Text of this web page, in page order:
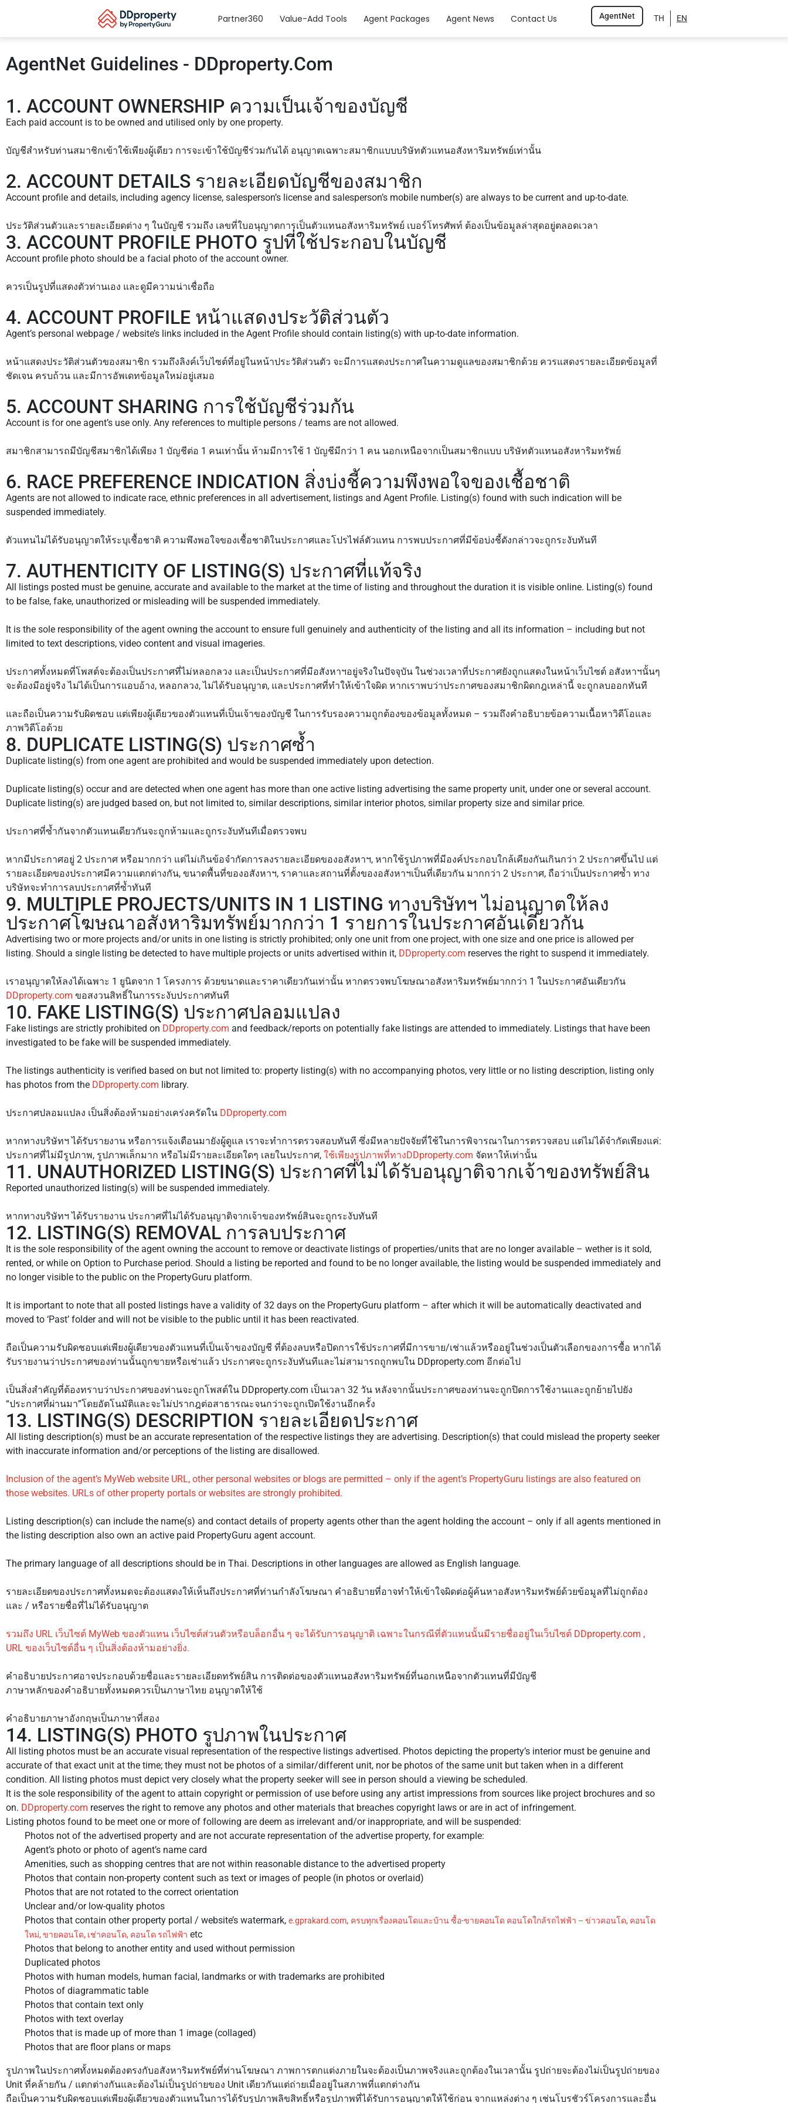
Partner360 Value-Add Tools Agent Packages Agent News Contact Us AgentNet TH EN
AgentNet Guidelines - DDproperty.Com
1. ACCOUNT OWNERSHIP ความเป็นเจ้าของบัญชี
Each paid account is to be owned and utilised only by one property.
บัญชีสำหรับท่านสมาชิกเข้าใช้เพียงผู้เดียว การจะเข้าใช้บัญชีร่วมกันได้ อนุญาตเฉพาะสมาชิกแบบบริษัทตัวแทนอสังหาริมทรัพย์เท่านั้น
2. ACCOUNT DETAILS รายละเอียดบัญชีของสมาชิก
Account profile and details, including agency license, salesperson’s license and salesperson’s mobile number(s) are always to be current and up-to-date.
ประวัติส่วนตัวและรายละเอียดต่าง ๆ ในบัญชี รวมถึง เลขที่ใบอนุญาตการเป็นตัวแทนอสังหาริมทรัพย์ เบอร์โทรศัพท์ ต้องเป็นข้อมูลล่าสุดอยู่ตลอดเวลา
3. ACCOUNT PROFILE PHOTO รูปที่ใช้ประกอบในบัญชี
Account profile photo should be a facial photo of the account owner.
ควรเป็นรูปที่แสดงตัวท่านเอง และดูมีความน่าเชื่อถือ
4. ACCOUNT PROFILE หน้าแสดงประวัติส่วนตัว
Agent’s personal webpage / website’s links included in the Agent Profile should contain listing(s) with up-to-date information.
หน้าแสดงประวัติส่วนตัวของสมาชิก รวมถึงลิงค์เว็บไซต์ที่อยู่ในหน้าประวัติส่วนตัว จะมีการแสดงประกาศในความดูแลของสมาชิกด้วย ควรแสดงรายละเอียดข้อมูลที่
ชัดเจน ครบถ้วน และมีการอัพเดทข้อมูลใหม่อยู่เสมอ
5. ACCOUNT SHARING การใช้บัญชีร่วมกัน
Account is for one agent’s use only. Any references to multiple persons / teams are not allowed.
สมาชิกสามารถมีบัญชีสมาชิกได้เพียง 1 บัญชีต่อ 1 คนเท่านั้น ห้ามมีการใช้ 1 บัญชีมีกว่า 1 คน นอกเหนือจากเป็นสมาชิกแบบ บริษัทตัวแทนอสังหาริมทรัพย์
6. RACE PREFERENCE INDICATION สิ่งบ่งชี้ความพึงพอใจของเชื้อชาติ
Agents are not allowed to indicate race, ethnic preferences in all advertisement, listings and Agent Profile. Listing(s) found with such indication will be
suspended immediately.
ตัวแทนไม่ได้รับอนุญาตให้ระบุเชื้อชาติ ความพึงพอใจของเชื้อชาติในประกาศและโปรไฟล์ตัวแทน การพบประกาศที่มีข้อบ่งชี้ดังกล่าวจะถูกระงับทันที
7. AUTHENTICITY OF LISTING(S) ประกาศที่แท้จริง
All listings posted must be genuine, accurate and available to the market at the time of listing and throughout the duration it is visible online. Listing(s) found
to be false, fake, unauthorized or misleading will be suspended immediately.
It is the sole responsibility of the agent owning the account to ensure full genuinely and authenticity of the listing and all its information – including but not
limited to text descriptions, video content and visual imageries.
ประกาศทั้งหมดที่โพสต์จะต้องเป็นประกาศที่ไม่หลอกลวง และเป็นประกาศที่มีอสังหาฯอยู่จริงในปัจจุบัน ในช่วงเวลาที่ประกาศยังถูกแสดงในหน้าเว็บไซต์ อสังหาฯนั้นๆ
จะต้องมีอยู่จริง ไม่ได้เป็นการแอบอ้าง, หลอกลวง, ไม่ได้รับอนุญาต, และประกาศที่ทำให้เข้าใจผิด หากเราพบว่าประกาศของสมาชิกผิดกฎเหล่านี้ จะถูกลบออกทันที
และถือเป็นความรับผิดชอบ แต่เพียงผู้เดียวของตัวแทนที่เป็นเจ้าของบัญชี ในการรับรองความถูกต้องของข้อมูลทั้งหมด – รวมถึงคำอธิบายข้อความเนื้อหาวิดีโอและ
ภาพวิดีโอด้วย
8. DUPLICATE LISTING(S) ประกาศซ้ำ
Duplicate listing(s) from one agent are prohibited and would be suspended immediately upon detection.
Duplicate listing(s) occur and are detected when one agent has more than one active listing advertising the same property unit, under one or several account.
Duplicate listing(s) are judged based on, but not limited to, similar descriptions, similar interior photos, similar property size and similar price.
ประกาศที่ซ้ำกันจากตัวแทนเดียวกันจะถูกห้ามและถูกระงับทันทีเมื่อตรวจพบ
หากมีประกาศอยู่ 2 ประกาศ หรือมากกว่า แต่ไม่เกินข้อจำกัดการลงรายละเอียดของอสังหาฯ, หากใช้รูปภาพที่มีองค์ประกอบใกล้เคียงกันเกินกว่า 2 ประกาศขึ้นไป แต่
รายละเอียดของประกาศมีความแตกต่างกัน, ขนาดพื้นที่ของอสังหาฯ, ราคาและสถานที่ตั้งของอสังหาฯเป็นที่เดียวกัน มากกว่า 2 ประกาศ, ถือว่าเป็นประกาศซ้ำ ทาง
บริษัทจะทำการลบประกาศที่ซ้ำทันที
9. MULTIPLE PROJECTS/UNITS IN 1 LISTING ทางบริษัทฯ ไม่อนุญาตให้ลง
ประกาศโฆษณาอสังหาริมทรัพย์มากกว่า 1 รายการในประกาศอันเดียวกัน
Advertising two or more projects and/or units in one listing is strictly prohibited; only one unit from one project, with one size and one price is allowed per
listing. Should a single listing be detected to have multiple projects or units advertised within it, DDproperty.com reserves the right to suspend it immediately.
เราอนุญาตให้ลงได้เฉพาะ 1 ยูนิตจาก 1 โครงการ ด้วยขนาดและราคาเดียวกันเท่านั้น หากตรวจพบโฆษณาอสังหาริมทรัพย์มากกว่า 1 ในประกาศอันเดียวกัน
DDproperty.com ขอสงวนสิทธิ์ในการระงับประกาศทันที
10. FAKE LISTING(S) ประกาศปลอมแปลง
Fake listings are strictly prohibited on DDproperty.com and feedback/reports on potentially fake listings are attended to immediately. Listings that have been
investigated to be fake will be suspended immediately.
The listings authenticity is verified based on but not limited to: property listing(s) with no accompanying photos, very little or no listing description, listing only
has photos from the DDproperty.com library.
ประกาศปลอมแปลง เป็นสิ่งต้องห้ามอย่างเคร่งครัดใน DDproperty.com
หากทางบริษัทฯ ได้รับรายงาน หรือการแจ้งเตือนมายังผู้ดูแล เราจะทำการตรวจสอบทันที ซึ่งมีหลายปัจจัยที่ใช้ในการพิจารณาในการตรวจสอบ แต่ไม่ได้จำกัดเพียงแค่:
ประกาศที่ไม่มีรูปภาพ, รูปภาพเล็กมาก หรือไม่มีรายละเอียดใดๆ เลยในประกาศ, ใช้เพียงรูปภาพที่ทางDDproperty.com จัดหาให้เท่านั้น
11. UNAUTHORIZED LISTING(S) ประกาศที่ไม่ได้รับอนุญาติจากเจ้าของทรัพย์สิน
Reported unauthorized listing(s) will be suspended immediately.
หากทางบริษัทฯ ได้รับรายงาน ประกาศที่ไม่ได้รับอนุญาติจากเจ้าของทรัพย์สินจะถูกระงับทันที
12. LISTING(S) REMOVAL การลบประกาศ
It is the sole responsibility of the agent owning the account to remove or deactivate listings of properties/units that are no longer available – wether is it sold,
rented, or while on Option to Purchase period. Should a listing be reported and found to be no longer available, the listing would be suspended immediately and
no longer visible to the public on the PropertyGuru platform.
It is important to note that all posted listings have a validity of 32 days on the PropertyGuru platform – after which it will be automatically deactivated and
moved to ‘Past’ folder and will not be visible to the public until it has been reactivated.
ถือเป็นความรับผิดชอบแต่เพียงผู้เดียวของตัวแทนที่เป็นเจ้าของบัญชี ที่ต้องลบหรือปิดการใช้ประกาศที่มีการขาย/เช่าแล้วหรืออยู่ในช่วงเป็นตัวเลือกของการซื้อ หากได้
รับรายงานว่าประกาศของท่านนั้นถูกขายหรือเช่าแล้ว ประกาศจะถูกระงับทันทีและไม่สามารถถูกพบใน DDproperty.com อีกต่อไป
เป็นสิ่งสำคัญที่ต้องทราบว่าประกาศของท่านจะถูกโพสต์ใน DDproperty.com เป็นเวลา 32 วัน หลังจากนั้นประกาศของท่านจะถูกปิดการใช้งานและถูกย้ายไปยัง
“ประกาศที่ผ่านมา”โดยอัตโนมัติและจะไม่ปรากฎต่อสาธารณะจนกว่าจะถูกเปิดใช้งานอีกครั้ง
13. LISTING(S) DESCRIPTION รายละเอียดประกาศ
All listing description(s) must be an accurate representation of the respective listings they are advertising. Description(s) that could mislead the property seeker
with inaccurate information and/or perceptions of the listing are disallowed.
Inclusion of the agent’s MyWeb website URL, other personal websites or blogs are permitted – only if the agent’s PropertyGuru listings are also featured on
those websites. URLs of other property portals or websites are strongly prohibited.
Listing description(s) can include the name(s) and contact details of property agents other than the agent holding the account – only if all agents mentioned in
the listing description also own an active paid PropertyGuru agent account.
The primary language of all descriptions should be in Thai. Descriptions in other languages are allowed as English language.
รายละเอียดของประกาศทั้งหมดจะต้องแสดงให้เห็นถึงประกาศที่ท่านกำลังโฆษณา คำอธิบายที่อาจทำให้เข้าใจผิดต่อผู้ค้นหาอสังหาริมทรัพย์ด้วยข้อมูลที่ไม่ถูกต้อง
และ / หรือรายชื่อที่ไม่ได้รับอนุญาต
รวมถึง URL เว็บไซต์ MyWeb ของตัวแทน เว็บไซต์ส่วนตัวหรือบล็อกอื่น ๆ จะได้รับการอนุญาติ เฉพาะในกรณีที่ตัวแทนนั้นมีรายชื่ออยู่ในเว็บไซต์ DDproperty.com ,
URL ของเว็บไซต์อื่น ๆ เป็นสิ่งต้องห้ามอย่างยิ่ง.
คำอธิบายประกาศอาจประกอบด้วยชื่อและรายละเอียดทรัพย์สิน การติดต่อของตัวแทนอสังหาริมทรัพย์ที่นอกเหนือจากตัวแทนที่มีบัญชี
ภาษาหลักของคำอธิบายทั้งหมดควรเป็นภาษาไทย อนุญาตให้ใช้
คำอธิบายภาษาอังกฤษเป็นภาษาที่สอง
14. LISTING(S) PHOTO รูปภาพในประกาศ
All listing photos must be an accurate visual representation of the respective listings advertised. Photos depicting the property’s interior must be genuine and
accurate of that exact unit at the time; they must not be photos of a similar/different unit, nor be photos of the same unit but taken when in a different
condition. All listing photos must depict very closely what the property seeker will see in person should a viewing be scheduled.
It is the sole responsibility of the agent to attain copyright or permission of use before using any artist impressions from sources like project brochures and so
on. DDproperty.com reserves the right to remove any photos and other materials that breaches copyright laws or are in act of infringement.
Listing photos found to be meet one or more of following are deem as irrelevant and/or inappropriate, and will be suspended:
Photos not of the advertised property and are not accurate representation of the advertise property, for example:
Agent’s photo or photo of agent’s name card
Amenities, such as shopping centres that are not within reasonable distance to the advertised property
Photos that contain non-property content such as text or images of people (in photos or overlaid)
Photos that are not rotated to the correct orientation
Unclear and/or low-quality photos
Photos that contain other property portal / website’s watermark, e.gprakard.com, ครบทุกเรื่องคอนโดและบ้าน ซื้อ-ขายคอนโด คอนโดใกล้รถไฟฟ้า – ข่าวคอนโด, คอนโด
ใหม่, ขายคอนโด, เช่าคอนโด, คอนโด รถไฟฟ้า etc
Photos that belong to another entity and used without permission
Duplicated photos
Photos with human models, human facial, landmarks or with trademarks are prohibited
Photos of diagrammatic table
Photos that contain text only
Photos with text overlay
Photos that is made up of more than 1 image (collaged)
Photos that are floor plans or maps
รูปภาพในประกาศทั้งหมดต้องตรงกับอสังหาริมทรัพย์ที่ท่านโฆษณา ภาพการตกแต่งภายในจะต้องเป็นภาพจริงและถูกต้องในเวลานั้น รูปถ่ายจะต้องไม่เป็นรูปถ่ายของ
Unit ที่คล้ายกัน / แตกต่างกันและต้องไม่เป็นรูปถ่ายของ Unit เดียวกันแต่ถ่ายเมื่ออยู่ในสภาพที่แตกต่างกัน
ถือเป็นความรับผิดชอบแต่เพียงผู้เดียวของตัวแทนในการได้รับรูปภาพลิขสิทธิ์หรือรูปภาพที่ได้รับการอนุญาตให้ใช้ก่อน จากแหล่งต่าง ๆ เช่นโบรชัวร์โครงการและอื่น